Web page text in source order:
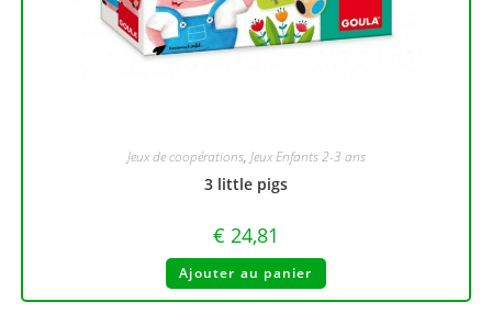
Jeux de coopérations, Jeux Enfants 2-3 ans
3 little pigs
€ 24,81
Ajouter au panier